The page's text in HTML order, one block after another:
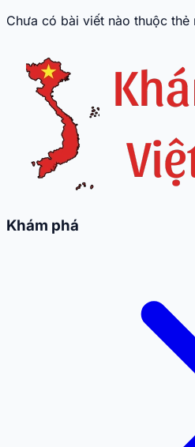
Chưa có bài viết nào thuộc thẻ
Khám phá